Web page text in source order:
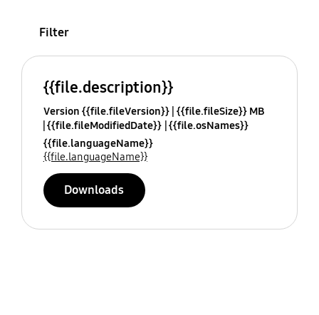
Filter
{{file.description}}
Version {{file.fileVersion}} {{file.fileSize}} MB
{{file.fileModifiedDate}} {{file.osNames}}
{{file.languageName}}
{{file.languageName}}
Downloads